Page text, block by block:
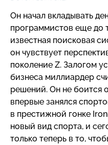
Он начал вкладывать
программистов еще до
известная поисковая
он чувствует
поколение Z. Залогом
бизнеса миллиардер
решений. Он не боится
впервые занялся
в престижной гонке
новый вид спорта, и
только теперь в то,